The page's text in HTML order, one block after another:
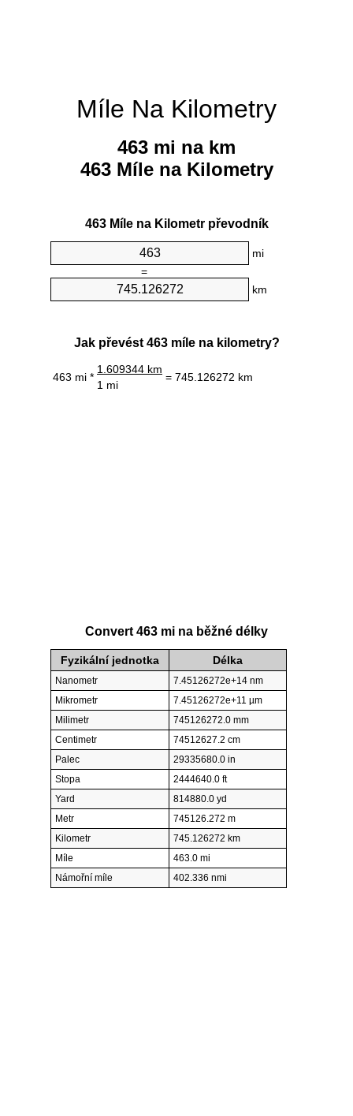
Míle Na Kilometry
463 mi na km
463 Míle na Kilometry
463 Míle na Kilometr převodník
mi
=
km
Jak převést 463 míle na kilometry?
463 mi *
1.609344 km
= 745.126272 km
1 mi
Convert 463 mi na běžné délky
Fyzikální jednotka Délka
Nanometr
7.45126272e+14 nm
Mikrometr
7.45126272e+11 µm
Milimetr
745126272.0 mm
Centimetr
74512627.2 cm
Palec
29335680.0 in
Stopa
2444640.0 ft
Yard
814880.0 yd
Metr
745126.272 m
Kilometr
745.126272 km
Míle
463.0 mi
Námořní míle
402.336 nmi